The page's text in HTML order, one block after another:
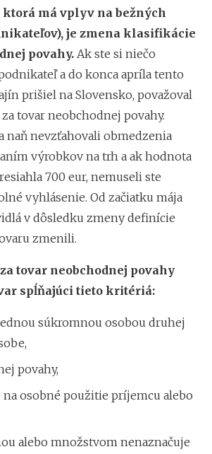
má vplyv na bežných
je zmena klasifikácie
povahy. Ak ste si niečo
a do konca apríla tento
prišiel na Slovensko, považoval
tovar neobchodnej povahy.
naň nevzťahovali obmedzenia
výrobkov na trh a ak hodnota
700 eur, nemuseli ste
vyhlásenie. Od začiatku mája
v dôsledku zmeny definície
zmenili.
tovar neobchodnej povahy
spĺňajúci tieto kritériá:
súkromnou osobou druhej
povahy,
osobné použitie príjemcu alebo
alebo množstvom nenaznačuje